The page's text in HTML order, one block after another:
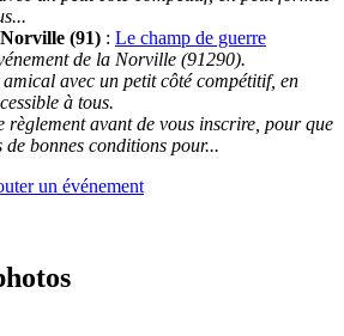
(91) : Le champ de guerre
de la Norville (91290).
amical avec un petit côté compétitif, en
à tous.
règlement avant de vous inscrire, pour que
de bonnes conditions pour...
un événement